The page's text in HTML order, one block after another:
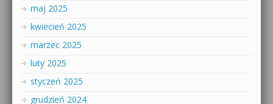
maj 2025
kwiecień 2025
marzec 2025
luty 2025
styczeń 2025
grudzień 2024